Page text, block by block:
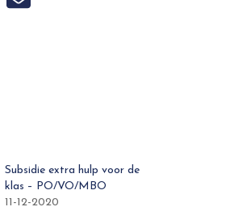
Subsidie extra hulp voor de
klas – PO/VO/MBO
11-12-2020